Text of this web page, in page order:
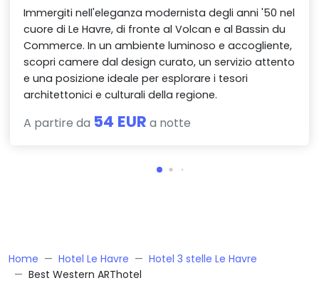
Immergiti nell'eleganza modernista degli anni '50 nel
cuore di Le Havre, di fronte al Volcan e al Bassin du
Commerce. In un ambiente luminoso e accogliente,
scopri camere dal design curato, un servizio attento
e una posizione ideale per esplorare i tesori
architettonici e culturali della regione.
A partire da 54 EUR a notte
Home Hotel Le Havre
Hotel 3 stelle Le Havre
Best Western ARThotel